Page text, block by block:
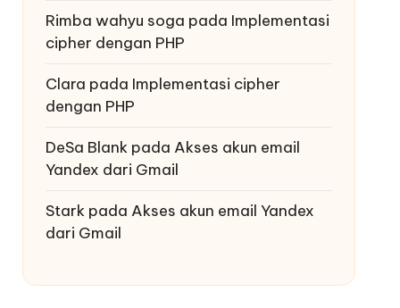
Rimba wahyu soga pada Implementasi
cipher dengan PHP
Clara pada Implementasi cipher
dengan PHP
DeSa Blankpada Akses akun email
Yandex dari Gmail
Starkpada Akses akun email Yandex
dari Gmail